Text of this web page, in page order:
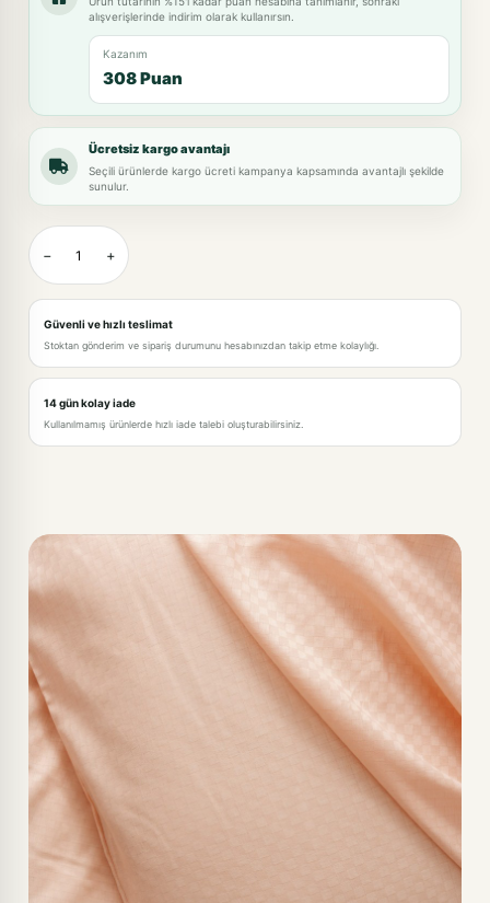
alışverişlerinde indirim olarak kullanırsın.
Kazanım
308 Puan
Ücretsiz kargo avantajı
Seçili ürünlerde kargo ücreti kampanya kapsamında avantajlı şekilde
sunulur.
− +
Güvenli ve hızlı teslimat
Stoktan gönderim ve sipariş durumunu hesabınızdan takip etme kolaylığı.
14 gün kolay iade
Kullanılmamış ürünlerde hızlı iade talebi oluşturabilirsiniz.